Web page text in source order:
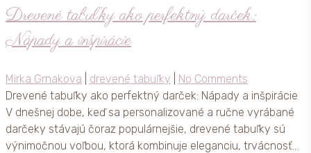
Drevené tabuľky ako perfektný darček:
Nápady a inšpirácie
Mirka Grnakova drevené tabuľky
No Comments
Drevené tabuľky ako perfektný darček: Nápady a inšpirácie
V dnešnej dobe, keď sa personalizované a ručne vyrábané
darčeky stávajú čoraz populárnejšie, drevené tabuľky sú
výnimočnou voľbou, ktorá kombinuje eleganciu, trvácnosť…